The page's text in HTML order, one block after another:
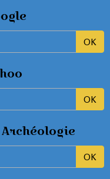
OK
OK
OK